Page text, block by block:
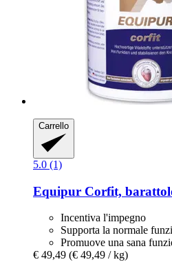
Carrello
5.0 (1)
Equipur Corfit,
Incentiva l'impegno
Supporta la normale
Promuove una sana
€ 49,49 (€ 49,49 / kg)